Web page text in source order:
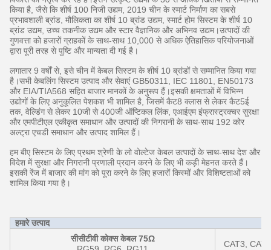
किया है, जैसे कि शीर्ष 100 निजी उद्यम, 2019 चीन के स्मार्ट निर्माण का सबसे
प्रभावशाली ब्रांड, मौलिकता का शीर्ष 10 ब्रांड उद्यम, स्मार्ट होम सिस्टम के शीर्ष 10
ब्रांड उद्यम, उच्च तकनीक उद्यम और स्टार वैज्ञानिक और अभिनव उद्यम।उत्पादों की
गुणवत्ता को हजारों ग्राहकों के साथ-साथ 10,000 से अधिक ऐतिहासिक परियोजनाओं
द्वारा पूरी तरह से पुष्टि और मान्यता दी गई है।
लगातार 9 वर्षों से, इसे चीन में केबल सिस्टम के शीर्ष 10 ब्रांडों से सम्मानित किया गया
है।सभी केबलिंग सिस्टम उत्पाद और सेवाएं GB50311, IEC 11801, EN50173
और EIA/TIA568 सहित बाजार मानकों के अनुरूप हैं।इसकी क्षमताओं में विभिन्न
उद्योगों के लिए अनुकूलित पेशकश भी शामिल है, जिसमें कैट8 क्लास से लेकर कैट5ई
तक, वेल्डिंग से लेकर 10जी से 400जी ऑप्टिकल लिंक, एआईएम इंफ्रास्ट्रक्चर सुरक्षा
और एमपीटीएल एकीकृत समाधान और उत्पादों की निगरानी के साथ-साथ 192 कोर
अल्ट्रा एचडी समाधान और उत्पाद शामिल हैं।
हम बीए सिस्टम के लिए प्रथम श्रेणी के लो वोल्टेज केबल उत्पादों के साथ-साथ देश और
विदेश में सुरक्षा और निगरानी प्रणाली प्रदान करने के लिए भी कड़ी मेहनत करते हैं।
इसकी रेंज में बाजार की मांग को पूरा करने के लिए हजारों किस्मों और विशिष्टताओं को
शामिल किया गया है।
हमारे उत्पाद
सीसीटीवी कोक्स केबल 75Ω
CAT3,